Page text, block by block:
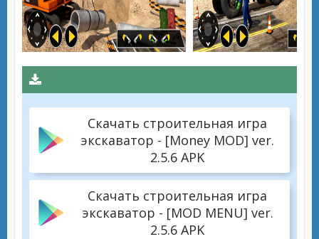
Скачать строительная игра
экскаватор - [Money MOD] ver.
2.5.6 APK
Скачать строительная игра
экскаватор - [MOD MENU] ver.
2.5.6 APK